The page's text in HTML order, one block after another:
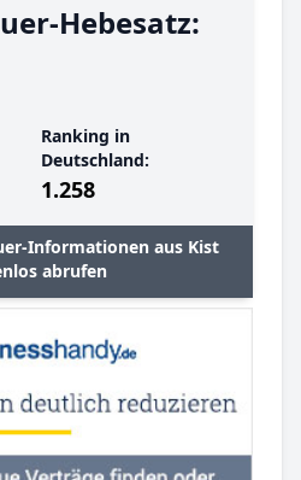
Hebesatz:
Ranking in
Deutschland:
1.258
Informationen aus Kist
abrufen